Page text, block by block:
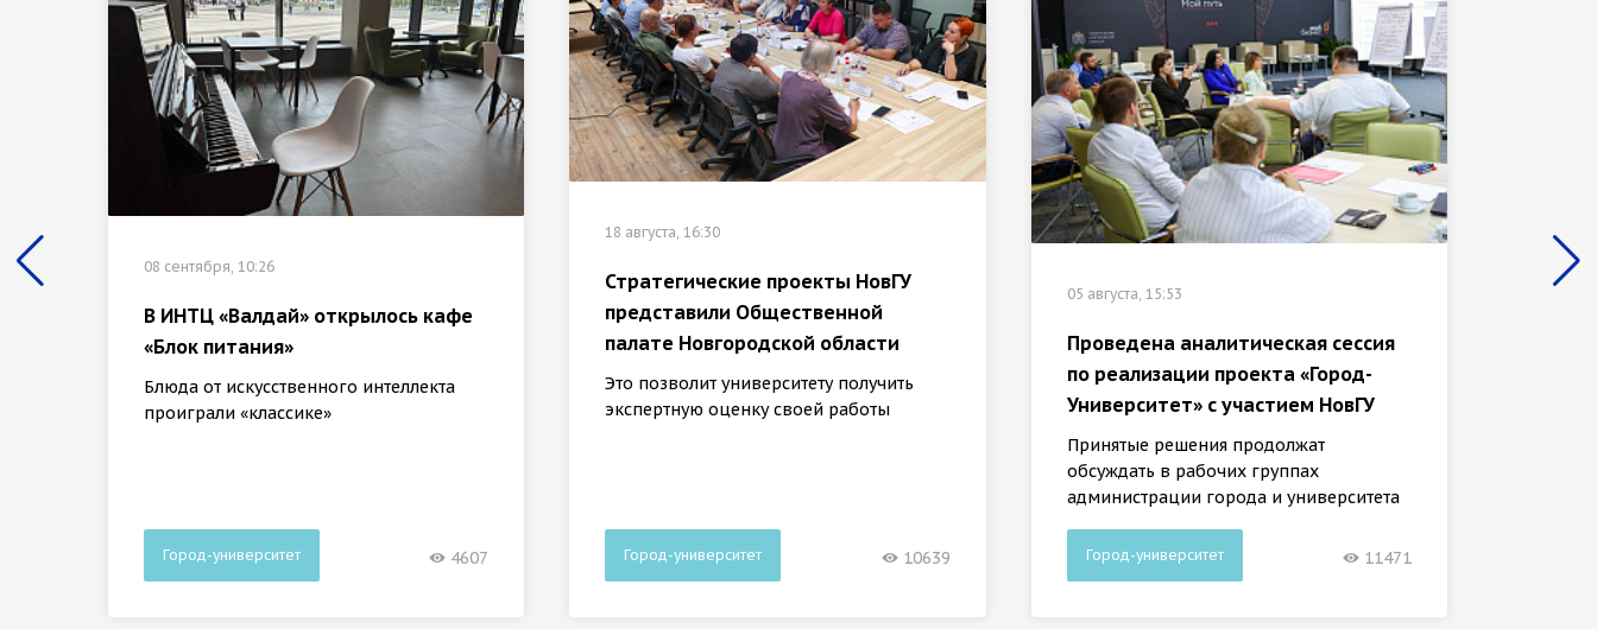
08 сентября, 10:26
В ИНТЦ «Валдай» открылось кафе
«Блок питания»
Блюда от искусственного интеллекта
проиграли «классике»
Город-университет 4607
18 августа, 16:30
Стратегические проекты НовГУ
представили Общественной
палате Новгородской области
Это позволит университету получить
экспертную оценку своей работы
Город-университет 10639
05 августа, 15:53
Проведена аналитическая сессия
по реализации проекта «Город-
Университет» с участием НовГУ
Принятые решения продолжат
обсуждать в рабочих группах
администрации города и университета
Город-университет 11471